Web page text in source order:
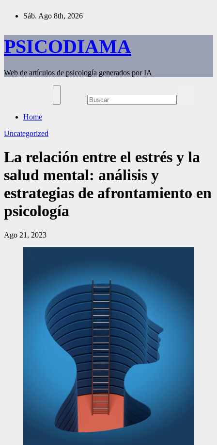
Sáb. Ago 8th, 2026
PSICODIAMA
Web de artículos de psicología generados por IA
Home
Uncategorized
La relación entre el estrés y la
salud mental: análisis y
estrategias de afrontamiento en
psicología
Ago 21, 2023